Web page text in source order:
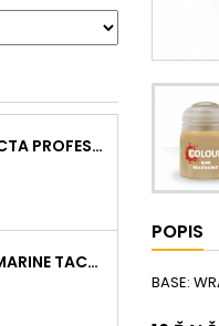
CONTACTA PROFESSIONAL MINI 39608 - 12,5G
SPACE MARINE TACTICAL SQUAD
POPIS
BASE: